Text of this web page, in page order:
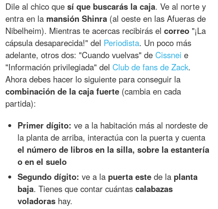
Dile al chico quesí que buscarás la caja. Ve al norte y
entra en la mansión Shinra (al oeste en las Afueras de
Nibelheim). Mientras te acercas recibirás elcorreo "¡La
cápsula desaparecida!" del Periodista. Un poco más
adelante, otros dos: "Cuando vuelvas" deCissnei e
"Información privilegiada" delClub de fans de Zack.
Ahora debes hacer lo siguiente para conseguir la
combinación de la caja fuerte (cambia en cada
partida):
Primer dígito: ve a la habitación más al nordeste de
la planta de arriba, interactúa con la puerta y cuenta
el número de libros en la silla, sobre la estantería
o en el suelo
Segundo dígito: ve a la puerta este de la planta
baja. Tienes que contar cuántascalabazas
voladoras hay.